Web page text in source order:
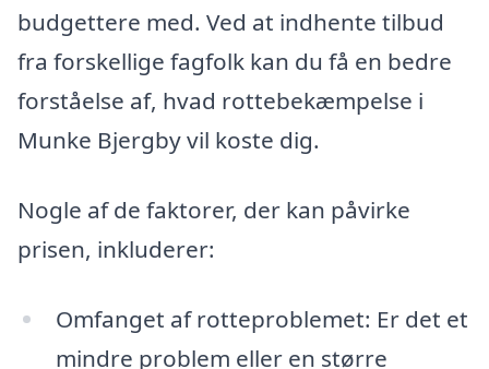
budgettere med. Ved at indhente tilbud
fra forskellige fagfolk kan du få en bedre
forståelse af, hvad rottebekæmpelse i
Munke Bjergby vil koste dig.
Nogle af de faktorer, der kan påvirke
prisen, inkluderer:
Omfanget af rotteproblemet: Er det et
mindre problem eller en større